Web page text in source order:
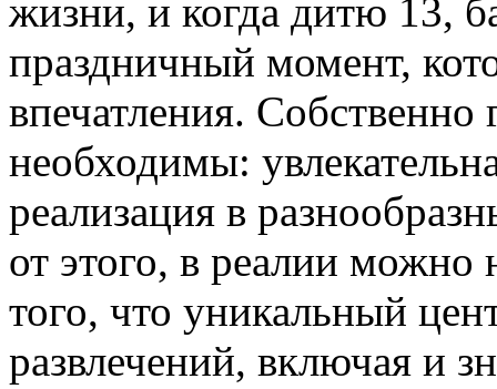
жизни, и когда дитю 13,
праздничный момент,
впечатления. Собственно
необходимы:
реализация в
от этого, в реалии можно
того, что уникальный
развлечений, включая и